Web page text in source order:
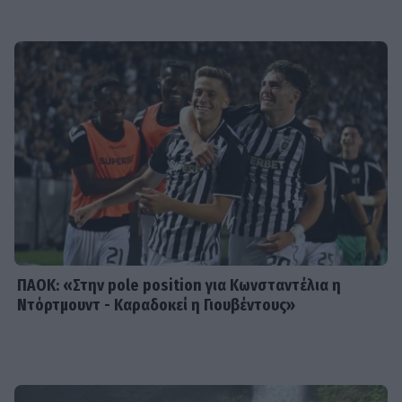
95 εκατομμύρια ευρώ σε κέρδη
μοίρασε τον Ιούλιο
SHOWBIZ
Χρηστίδου: Με το απόλυτο little
black dress και πάει το summer
elegance σε άλλο επίπεδο
ΠΑΟΚ: «Στην pole position για Κωνσταντέλια η
Ντόρτμουντ - Καραδοκεί η Γιουβέντους»